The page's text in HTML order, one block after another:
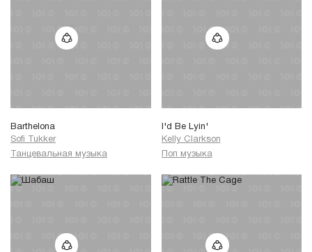
Barthelona
Sofi Tukker
Танцевальная музыка
I'd Be Lyin'
Kelly Clarkson
Поп музыка